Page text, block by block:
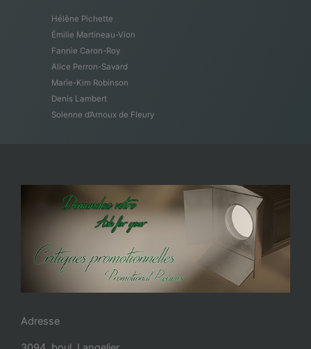
Hélène Pichette
Émilie Martineau-Vion
Fannie Caron-Roy
Alice Perron-Savard
Marie-Kim Robinson
Denis Lambert
Solenne d’Arnoux de Fleury
Adresse